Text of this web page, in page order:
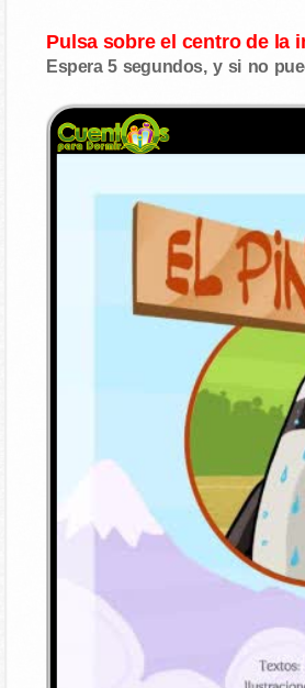
Pulsa sobre el centro de la
Espera 5 segundos, y si no